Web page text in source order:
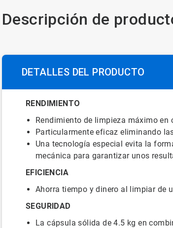
Descripción de
DETALLES DEL PRODUCTO
RENDIMIENTO
Rendimiento de limpieza máximo en
Particularmente eficaz eliminando
Una tecnología especial evita la
mecánica para garantizar unos
EFICIENCIA
Ahorra tiempo y dinero al limpiar de
SEGURIDAD
La cápsula sólida de 4.5 kg en